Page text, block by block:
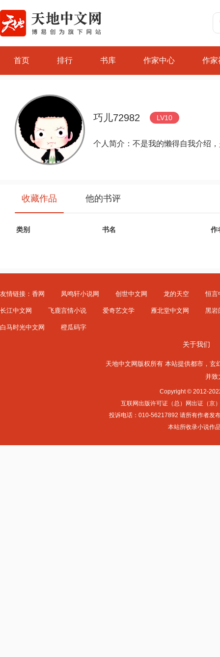
首页 排行 书库 作家中心 作家
巧儿72982 LV10
个人简介：不是我的懒得自我介绍
收藏作品 他的书评
类别 书名 作
友情链接： 香网 凤鸣轩小说网 创世中文网 龙的天空 恒言
长江中文网 飞鹿言情小说 爱奇艺文学 雁北堂中文网 黑岩
白马时光中文网 橙瓜码字
关于我们
天地中文网版权所有 本站提供都市， 玄
并致
Copyright © 2012-
互联网出版许可证（总）网出证（京
投诉电话：010-56217892 请所有作者发
本站所收录小说作